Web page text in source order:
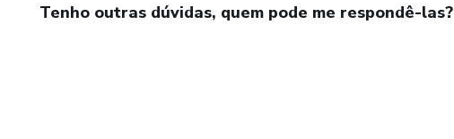
Tenho outras dúvidas, quem pode me respondê-las?